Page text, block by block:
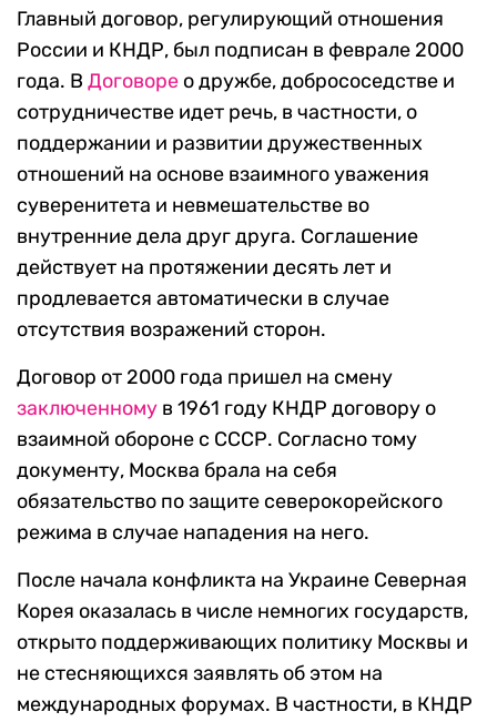
Главный договор, регулирующий отношения
России и КНДР, был подписан в феврале 2000
года. В Договоре о дружбе, добрососедстве и
сотрудничестве идет речь, в частности, о
поддержании и развитии дружественных
отношений на основе взаимного уважения
суверенитета и невмешательстве во
внутренние дела друг друга. Соглашение
действует на протяжении десять лет и
продлевается автоматически в случае
отсутствия возражений сторон.
Договор от 2000 года пришел на смену
заключенному в 1961 году КНДР договору о
взаимной обороне c СССР. Согласно тому
документу, Москва брала на себя
обязательство по защите северокорейского
режима в случае нападения на него.
После начала конфликта на Украине Северная
Корея оказалась в числе немногих государств,
открыто поддерживающих политику Москвы и
не стесняющихся заявлять об этом на
международных форумах. В частности, в КНДР